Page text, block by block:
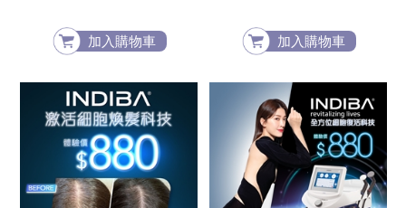
加入購物車 加入購物車